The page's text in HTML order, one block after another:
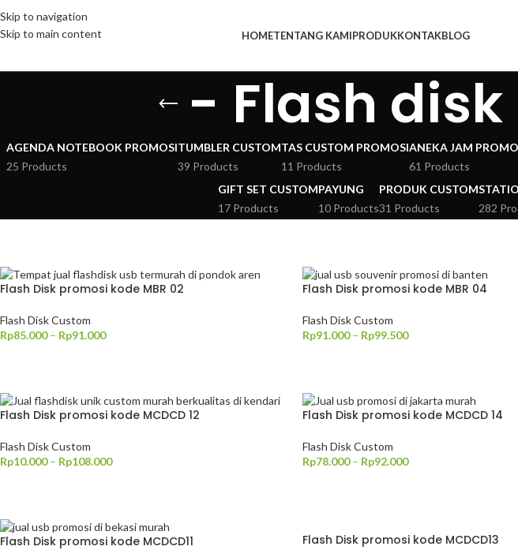
Skip to navigation
Skip to main content
HOMETENTANG KAMIPRODUKKONTAKBLOG
- Flash
AGENDA NOTEBOOK PROMOSI
25 Products
TUMBLER CUSTOM
39 Products
TAS CUSTOM PROMOSI
11 Products
ANEKA JAM
61 Products
GIFT SET CUSTOM
17 Products
PAYUNG
10 Products
PRODUK CUSTOM
31 Products
282
Flash Disk promosi kode MBR 02
Flash Disk Custom
Rp85.000 – Rp91.000
Flash Disk promosi kode MBR 04
Flash Disk Custom
Rp91.000 – Rp99.500
Flash Disk promosi kode MCDCD 12
Flash Disk Custom
Rp10.000 – Rp108.000
Flash Disk promosi kode MCDCD 14
Flash Disk Custom
Rp78.000 – Rp92.000
Flash Disk promosi kode MCDCD11 Flash Disk promosi kode MCDCD13